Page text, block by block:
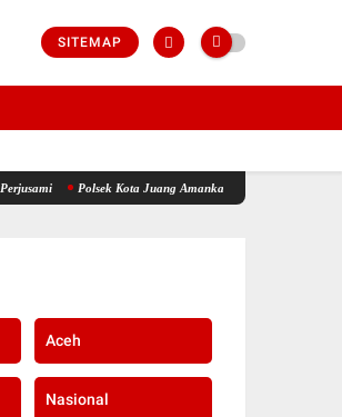
SITEMAP
Polsek Kota Juang Amankan Terduga Penyalahguna
Aceh
Nasional